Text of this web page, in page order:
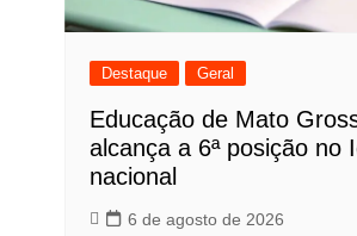
Destaque Geral
Educação de Mato
alcança a 6ª posição no
nacional
6 de agosto de 2026